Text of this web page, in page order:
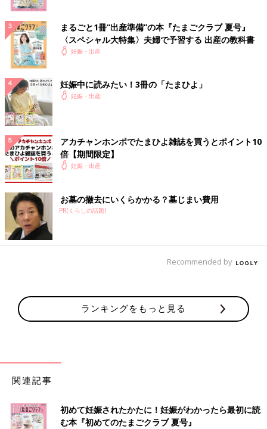
まるごと1冊“出産準備”の本『たまごクラブ 夏号』
〈スペシャル大特集〉夫婦で予習する 出産の教科書
妊娠・出産
妊娠中に読みたい！3冊の「たまひよ」
妊娠・出産
アカチャンホンポでたまひよ雑誌を買うとポイント10
倍【期間限定】
妊娠・出産
お墓の撤去にいくらかかる？墓じまい費用
PR(くらしの話題)
Recommended by
ランキングをもっと見る
関連記事
初めて妊娠されたかたに！妊娠がわかったら最初に読
む本『初めてのたまごクラブ 夏号』